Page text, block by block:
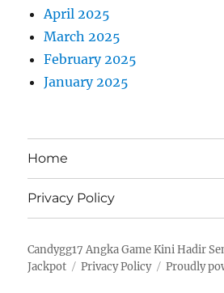
April 2025
March 2025
February 2025
January 2025
Home
Privacy Policy
Candygg17 Angka Game Kini Hadir
Jackpot
Privacy Policy Proudly